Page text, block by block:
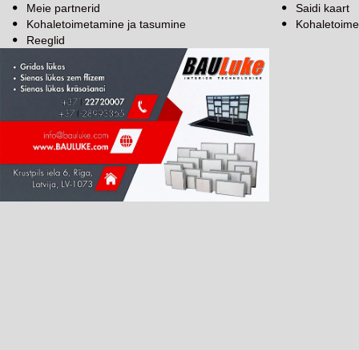
Meie partnerid
Kohaletoimetamine ja tasumine
Reeglid
Saidi kaart